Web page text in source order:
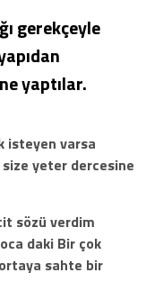
gerekçeyle
yaptılar.
isteyen varsa
yeter dercesine
sözü verdim
daki Bir çok
sahte bir